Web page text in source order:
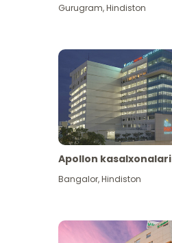
Gurugram,Hindiston
Apollon kasalxonalari
Bangalor,Hindiston